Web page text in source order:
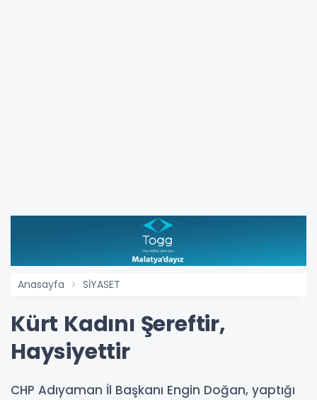
Anasayfa SİYASET
Kürt Kadını Şereftir,
Haysiyettir
CHP Adıyaman İl Başkanı Engin Doğan, yaptığı